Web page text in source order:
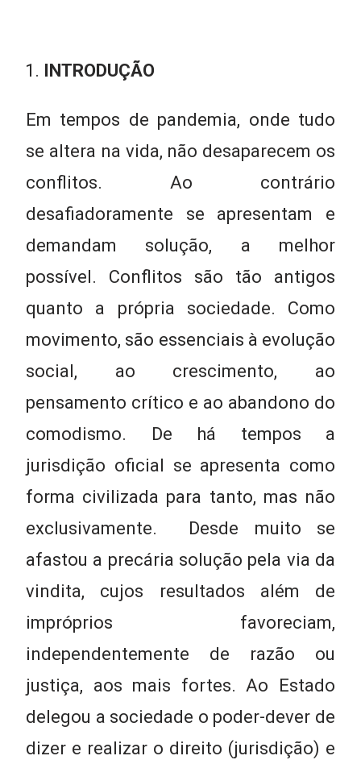
INTRODUÇÃO
Em tempos de pandemia, onde tudo
se altera na vida, não desaparecem os
conflitos. Ao contrário
desafiadoramente se apresentam e
demandam solução, a melhor
possível. Conflitos são tão antigos
quanto a própria sociedade. Como
movimento, são essenciais à evolução
social, ao crescimento, ao
pensamento crítico e ao abandono do
comodismo. De há tempos a
jurisdição oficial se apresenta como
forma civilizada para tanto, mas não
exclusivamente. Desde muito se
afastou a precária solução pela via da
vindita, cujos resultados além de
impróprios favoreciam,
independentemente de razão ou
justiça, aos mais fortes. Ao Estado
delegou a sociedade o poder-dever de
dizer e realizar o direito (jurisdição) e